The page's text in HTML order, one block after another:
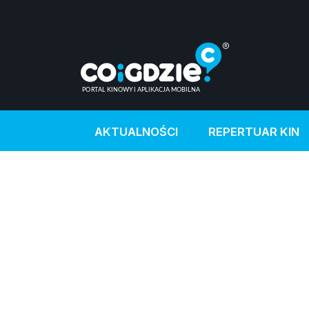
AKTUALNOŚCI REPERTUAR KIN